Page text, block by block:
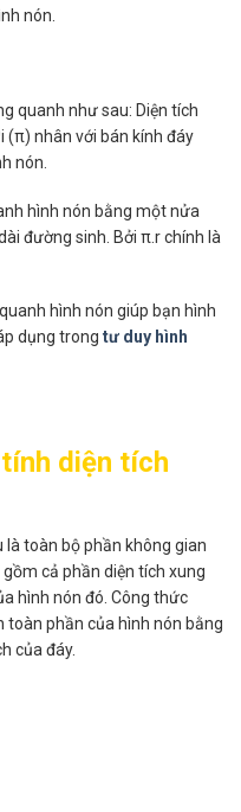
nón.
quanh như sau: Diện tích
(π) nhân với bán kính đáy
nón.
hình nón bằng một nửa
đường sinh. Bởi π.r chính là
hình nón giúp bạn hình
dụng trong tư duy hình
diện tích
là toàn bộ phần không gian
cả phần diện tích xung
hình nón đó. Công thức
toàn phần của hình nón bằng
của đáy.